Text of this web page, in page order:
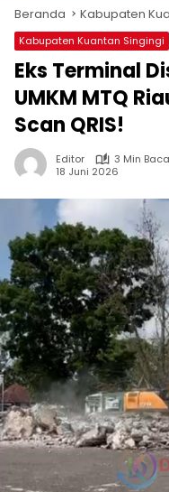
Beranda Kabupaten
Kabupaten Kuantan Singingi
Eks Terminal
UMKM MTQ
Scan QRIS!
Editor
3 Min Baca
18 Juni 2026